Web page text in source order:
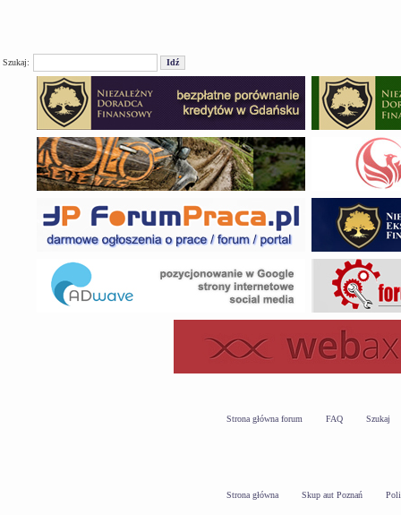
Szukaj:
Strona główna forum FAQ Szukaj
Strona główna Skup aut Poznań